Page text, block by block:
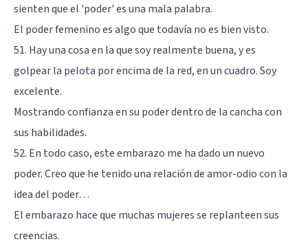
sienten que el 'poder' es una mala palabra.
El poder femenino es algo que todavía no es bien visto.
51. Hay una cosa en la que soy realmente buena, y es
golpear la pelota por encima de la red, en un cuadro. Soy
excelente.
Mostrando confianza en su poder dentro de la cancha con
sus habilidades.
52. En todo caso, este embarazo me ha dado un nuevo
poder. Creo que he tenido una relación de amor-odio con la
idea del poder…
El embarazo hace que muchas mujeres se replanteen sus
creencias.